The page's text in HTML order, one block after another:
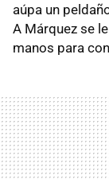
aúpa un
A Márquez se
manos para